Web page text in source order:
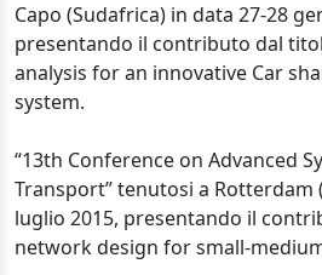
Capo (Sudafrica) in data 27-28
presentando il contributo dal
analysis for an innovative Car
system.
“13th Conference on Advanced
Transport” tenutosi a Rotterdam
luglio 2015, presentando il
network design for small-